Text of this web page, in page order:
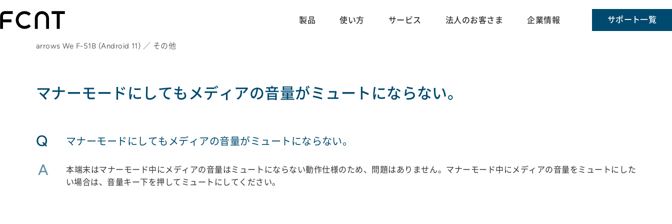
製品 使い方 サービス 法人のお客さま 企業情報 サポート一覧
arrows We F-51B (Android 11) ／ その他
マナーモードにしてもメディアの音量がミュートにならない。
Q マナーモードにしてもメディアの音量がミュートにならない。
A
本端末はマナーモード中にメディアの音量はミュートにならない動作仕様のため、問題はありません。マナーモード中にメディアの音量をミュートにした
い場合は、音量キー下を押してミュートにしてください。